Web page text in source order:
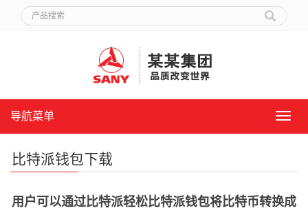
导
导航菜单
比特派钱包下载
用户可以通过比特派轻松比特派钱包将比特币转换成